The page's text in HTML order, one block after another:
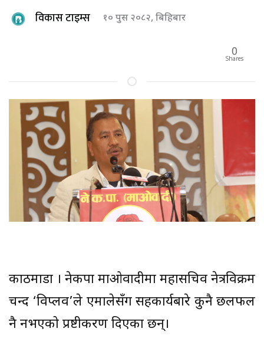
विकास टाइम्स १० पुस २०८२, बिहिबार
0
Shares
काठमाडौँ । नेकपा माओवादीमा महासचिव नेत्रविक्रम
चन्द ‘विप्लव’ले एमालेसँग सहकार्यबारे कुनै छलफल
नै नभएको प्रष्टीकरण दिएका छन्।